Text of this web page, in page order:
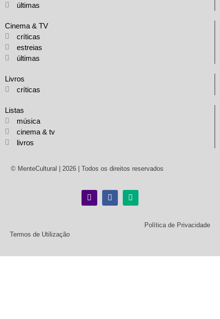
últimas
Cinema & TV
críticas
estreias
últimas
Livros
críticas
Listas
música
cinema & tv
livros
© MenteCultural | 2026 | Todos os direitos reservados
Política de Privacidade
Termos de Utilização